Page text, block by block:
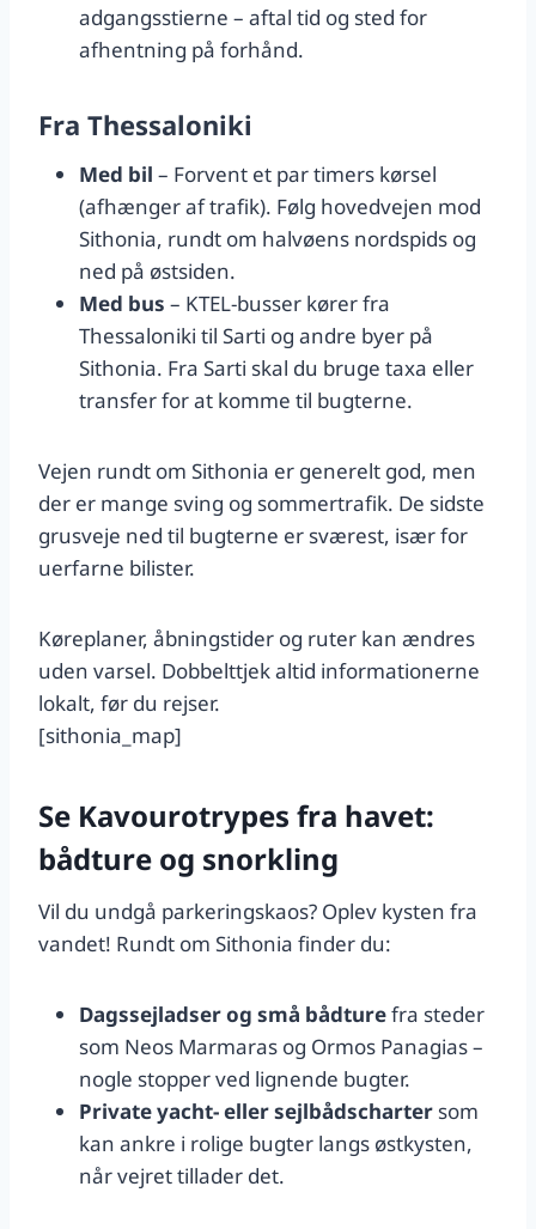
adgangsstierne – aftal tid og sted for
afhentning på forhånd.
Fra Thessaloniki
Med bil – Forvent et par timers kørsel
(afhænger af trafik). Følg hovedvejen mod
Sithonia, rundt om halvøens nordspids og
ned på østsiden.
Med bus – KTEL-busser kører fra
Thessaloniki til Sarti og andre byer på
Sithonia. Fra Sarti skal du bruge taxa eller
transfer for at komme til bugterne.
Vejen rundt om Sithonia er generelt god, men
der er mange sving og sommertrafik. De sidste
grusveje ned til bugterne er sværest, især for
uerfarne bilister.
Køreplaner, åbningstider og ruter kan ændres
uden varsel. Dobbelttjek altid informationerne
lokalt, før du rejser.
[sithonia_map]
Se Kavourotrypes fra havet:
bådture og snorkling
Vil du undgå parkeringskaos? Oplev kysten fra
vandet! Rundt om Sithonia finder du:
Dagssejladser og små bådturefra steder
som Neos Marmaras og Ormos Panagias –
nogle stopper ved lignende bugter.
Private yacht- eller sejlbådscharter som
kan ankre i rolige bugter langs østkysten,
når vejret tillader det.